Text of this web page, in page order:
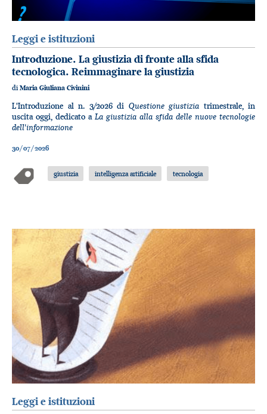
Leggi e istituzioni
Introduzione. La giustizia di fronte alla sfida
tecnologica. Reimmaginare la giustizia
di Maria Giuliana Civinini
L'Introduzione al n. 3/2026 di Questione giustizia trimestrale, in
uscita oggi, dedicato a La giustizia alla sfida delle nuove tecnologie
dell'informazione
30/07/2026
giustizia intelligenza artificiale tecnologia
Leggi e istituzioni